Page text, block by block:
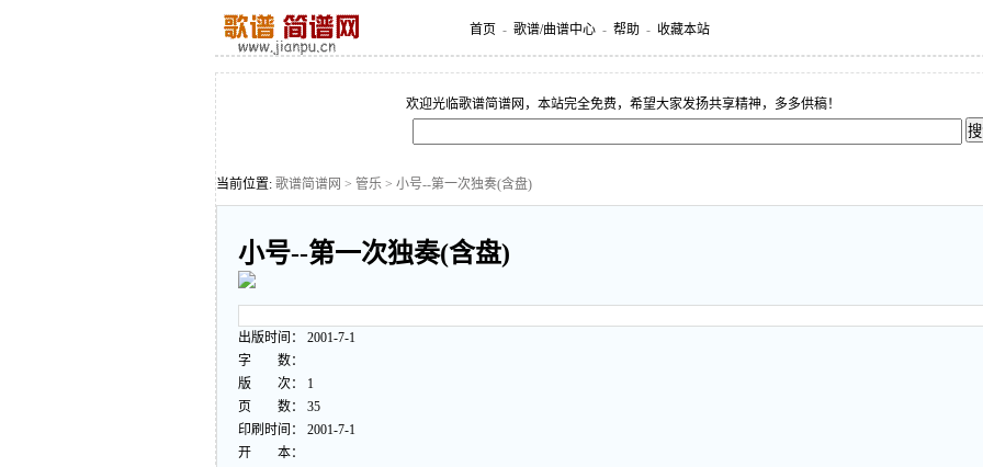
首页 - 歌谱/曲谱中心 - 帮助 - 收藏本站
欢迎光临歌谱简谱网，本站完全免费，希望大家发扬共享精神，多多供稿！
当前位置: 歌谱简谱网 > 管乐 > 小号--第一次独奏(含盘)
小号--第一次独奏(含盘)
出版时间： 2001-7-1
字 数：
版 次： 1
页 数： 35
印刷时间： 2001-7-1
开 本：